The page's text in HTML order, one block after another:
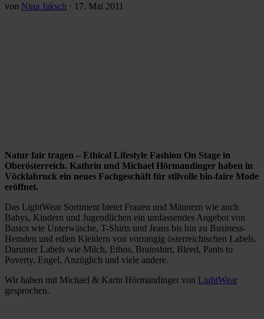
von Nina Jaksch · 17. Mai 2011
Natur fair tragen – Ethical Lifestyle Fashion On Stage in
Oberösterreich. Kathrin und Michael Hörmandinger haben in
Vöcklabruck ein neues Fachgeschäft für stilvolle bio-faire Mode
eröffnet.
Das LightWear Sortiment bietet Frauen und Männern wie auch
Babys, Kindern und Jugendlichen ein umfassendes Angebot von
Basics wie Unterwäsche, T-Shirts und Jeans bis hin zu Business-
Hemden und edlen Kleidern von vorrangig österreichischen Labels.
Darunter Labels wie Milch, Ethos, Brainshirt, Bleed, Pants to
Poverty, Engel, Anzüglich und viele andere.
Wir haben mit Michael & Karin Hörmandinger von LightWear
gesprochen.